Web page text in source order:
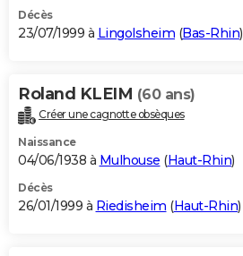
Décès
23/07/1999 à Lingolsheim (Bas-Rhin)
Roland KLEIM (60 ans)
Créer une cagnotte obsèques
Naissance
04/06/1938 à Mulhouse (Haut-Rhin)
Décès
26/01/1999 à Riedisheim (Haut-Rhin)